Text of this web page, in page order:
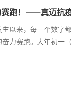
赛跑！——真迈抗
生以来，每一个数字
奋力赛跑。大年初一